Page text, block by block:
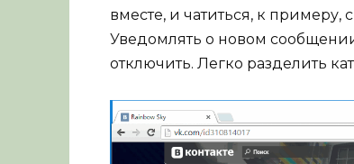
вместе, и чатиться, к
Уведомлять о новом
отключить. Легко разделить